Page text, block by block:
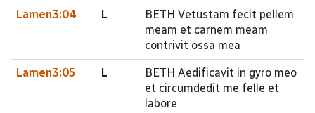
Lamen3:04 L
BETH Vetustam fecit pellem
meam et carnem meam
contrivit ossa mea
Lamen3:05 L
BETH Aedificavit in gyro meo
et circumdedit me felle et
labore